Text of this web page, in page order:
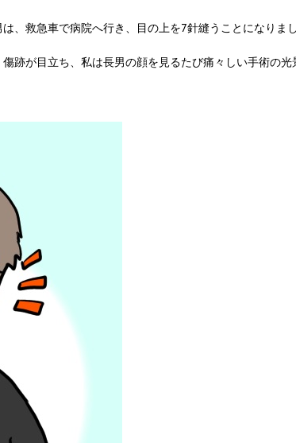
、救急車で病院へ行き、目の上を7針縫うことになりまし
跡が目立ち、私は長男の顔を見るたび痛々しい手術の光